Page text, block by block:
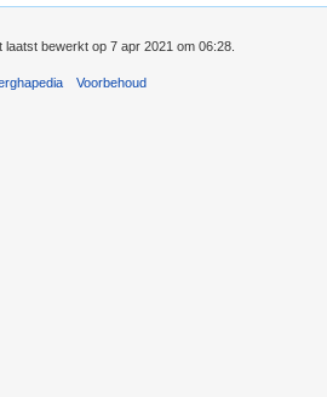
bewerkt op 7 apr 2021 om 06:28.
Voorbehoud